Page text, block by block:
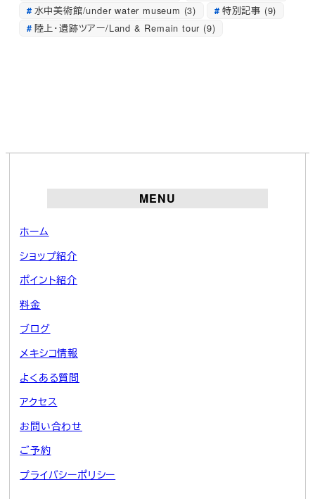
水中美術館/under water museum (3) 特別記事 (9)
陸上・遺跡ツアー/Land & Remain tour (9)
MENU
ホーム
ショップ紹介
ポイント紹介
料金
ブログ
メキシコ情報
よくある質問
アクセス
お問い合わせ
ご予約
プライバシーポリシー